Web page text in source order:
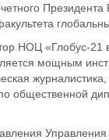
акультета
НОЦ «Глобус-
мощным
общественной